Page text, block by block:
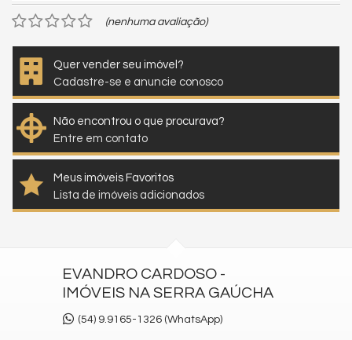
(nenhuma avaliação)
Quer vender seu imóvel?
Cadastre-se e anuncie conosco
Não encontrou o que procurava?
Entre em contato
Meus imóveis Favoritos
Lista de imóveis adicionados
EVANDRO CARDOSO -
IMÓVEIS NA SERRA GAÚCHA
(54) 9.9165-1326 (WhatsApp)